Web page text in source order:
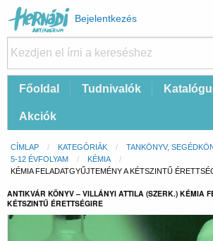
Felhasználói
fiók
menüje
Bejelentkezés
FőFőoldal Tudnivalók
Akciók
Morzsa
CÍMLAP KATEGÓRIÁK
TANKÖNYV,
5-12 ÉVFOLYAM
KÉMIA
CURRENT:
KÉMIA FELADATGYŰJTEMÉNY A KÉTSZINTŰ
ANTIKVÁR KÖNYV – VILLÁNYI ATTILA (SZERK.) KÉMIA
KÉTSZINTŰ ÉRETTSÉGIRE